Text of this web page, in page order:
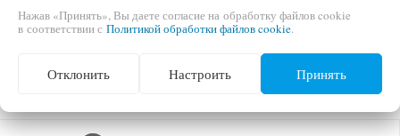
УПЛОТНИТЕЛЬНАЯ РЕЗИНА (УПЛОТНИТЕЛЬ)
УНИВЕРСАЛЬНЫЙ ДВЕРИ ДУХОВКИ WN356A
ЦЕНА
Нажав «Принять», Вы даете согласие на обработку файлов cookie
в соответствии с Политикой обработки файлов cookie.
Отклонить Настроить Принять